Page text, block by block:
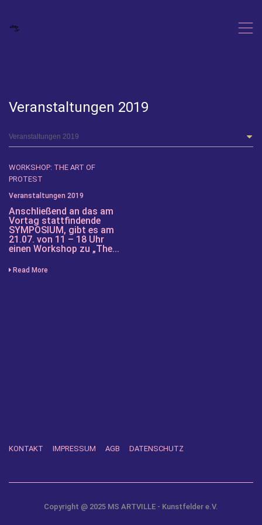
,
Veranstaltungen 2019
WORKSHOP: THE ART OF
PROTEST
Veranstaltungen 2019
Anschließend an das am
Vortag stattfindende
SYMPOSIUM, gibt es am
21.07. von 11 – 18 Uhr
einen Workshop zu „The...
Read More
KONTAKT IMPRESSUM AGB DATENSCHUTZ
Copyright @ 2025 MS ARTVILLE - Kunstfelder e.V.